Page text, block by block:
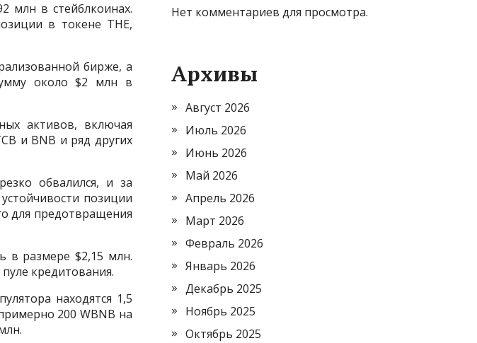
млн в стейблкоинах.
в токене THE,
бирже, а
около $2 млн в
активов, включая
и BNB и ряд других
обвалился, и за
позиции
для предотвращения
в размере $2,15 млн.
кредитования.
находятся 1,5
200 WBNB на
Нет комментариев для просмотра.
Архивы
Август 2026
Июль 2026
Июнь 2026
Май 2026
Апрель 2026
Март 2026
Февраль 2026
Январь 2026
Декабрь 2025
Ноябрь 2025
Октябрь 2025